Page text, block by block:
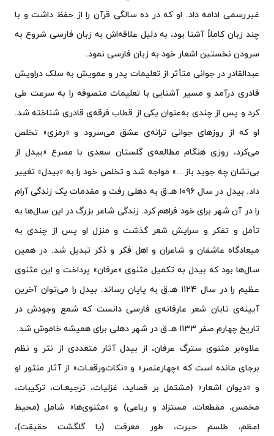
غیررسمی ادامه داد. او که در ده سالگی قرآن را از حفظ داشت و با
چند زبان کاملاً آشنا بود، به دلیل علاقه‌اش به زبان فارسی شروع به
سرودن نخستین اشعار خود به زبان فارسی نمود.
عبدالقادر در جوانی متأثر از تعلیمات پدر و عمویش به سلک دراویش
قادری درآمد و مسیر آشنایی با تعلیمات متصوفه را به سرعت طی
کرد و پس از چندی به‌عنوان یکی از قطاب فرقه‌ی قادری شناخته شد.
او که از روزهای جوانی ترانه‌ی عشق می‌سرود و «رمزی» تخلص
می‌کرد، روزی هنگام مطالعه‌ی گلستان سعدی با مصرع «بیدل از
بی‌نشان چه جوید باز…» مواجه شد و تخلص خود را به «بیدل» تغییر
داد. بیدل در سال ۱۰۹۶ هـ.ق به دهلی رفت و مقدمات یک زندگی آرام
را در آن شهر برای خود فراهم کرد. زندگی شاعر بزرگ در این سال‌ها به
تأمل و تفکر و سرایش شعر گذشت و منزل او پس از چندی به
میعادگاه عاشقان و شاعران و اهل فکر و ذکر تبدیل شد. در همین
سال‌ها بود که بیدل به تکمیل مثنوی «عرفان» پرداخت و این مثنوی
عظیم را در سال ۱۱۲۴ هـ.ق به پایان رساند. بیدل را می‌توان آخرین
آیینه‌ی تابان شعر عارفانه‌ی فارسی دانست که شمع وجودش در
تاریخ چهارم صفر ۱۱۳۳ هـ.ق در شهر دهلی برای همیشه خاموش شد.
علاوه‌بر مثنوی سترگ عرفان، از بیدل آثار متعددی از نثر و نظم
برجای مانده است که «چهارعنصر» و «نکات‌ورقعـات» از آثار منثور او
و «دیوان اشعار» (مشتمل بر قصاید، غزلیات، ترجیعـات، ترکیبات،
مخمس، مقطعات، مستزاد و رباعی) و «مثنوی‌ها» شامل (محیط
اعظم، طلسم حیرت، طور معرفت (یا گلگشت حقیقت)،